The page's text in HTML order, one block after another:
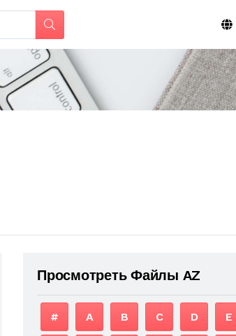
Просмотреть Файлы AZ
# A B C D E